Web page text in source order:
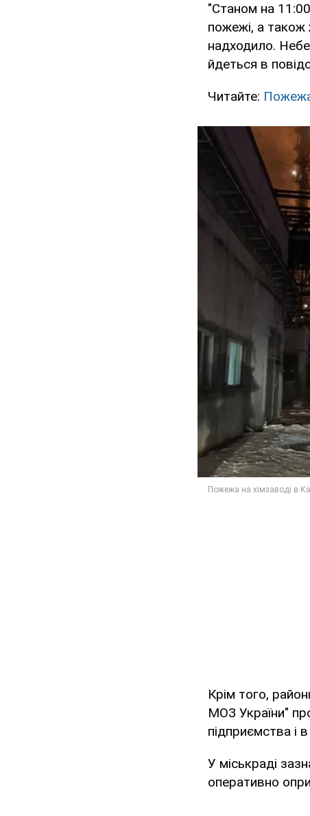
"Станом на
пожежі, а також
надходило.
йдеться в
Читайте:
Крім того,
МОЗ України"
підприємства і
У міськраді
оперативно